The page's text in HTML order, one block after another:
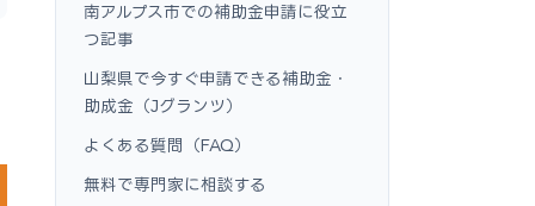
南アルプス市での補助金申請に役立
つ記事
山梨県で今すぐ申請できる補助金・
助成金（Jグランツ）
よくある質問（FAQ）
無料で専門家に相談する